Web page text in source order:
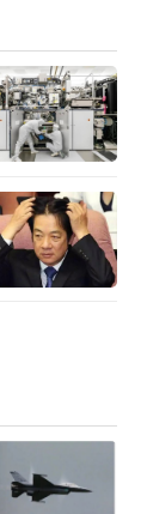
克兰方面
“技术”问
谈后，乌
并表示，
伯首都利